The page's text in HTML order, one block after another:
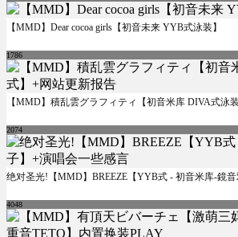
【MMD】Dear cocoa girls【初音未来 YYB式泳装】
1786
【MMD】積乱雲グラフィティ【初音米库 DIVA式泳
2074
绝对圣光!【MMD】BREEZE【YYB式 - 初音米库-鏡
4048